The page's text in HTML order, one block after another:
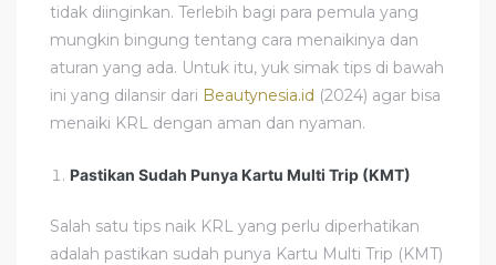
tidak diinginkan. Terlebih bagi para pemula yang
mungkin bingung tentang cara menaikinya dan
aturan yang ada. Untuk itu, yuk simak tips di bawah
ini yang dilansir dari Beautynesia.id (2024) agar bisa
menaiki KRL dengan aman dan nyaman.
Pastikan Sudah Punya Kartu Multi Trip (KMT)
Salah satu tips naik KRL yang perlu diperhatikan
adalah pastikan sudah punya Kartu Multi Trip (KMT)